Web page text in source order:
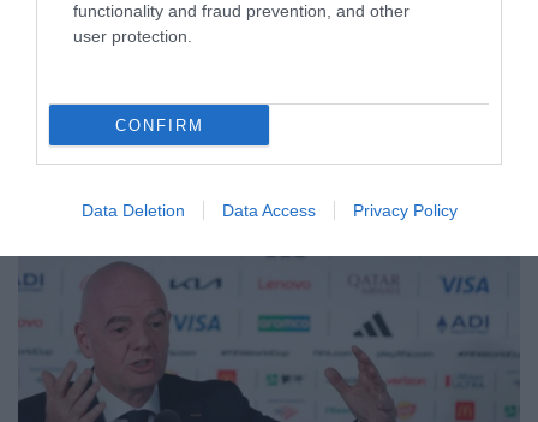
functionality and fraud prevention, and other
user protection.
CONFIRM
Data Deletion Data Access Privacy Policy
ΑΘΛΗΤΙΚΑ
περί… ερωμένης και αποζημίωσή της
από την UEFA
Παραμένει στο "μάτι του κυκλώνα" ο πρόεδρος της FIFA